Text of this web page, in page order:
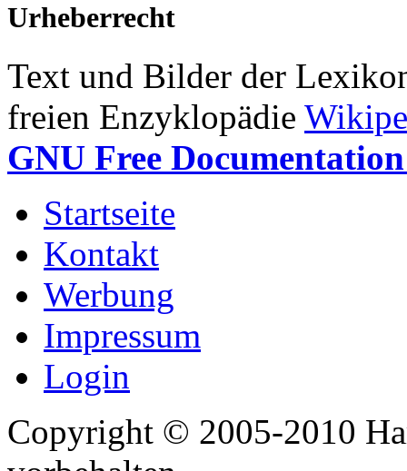
Urheberrecht
Text und Bilder der
freien Enzyklopädie
GNU Free
Startseite
Kontakt
Werbung
Impressum
Login
Copyright © 2005-2010